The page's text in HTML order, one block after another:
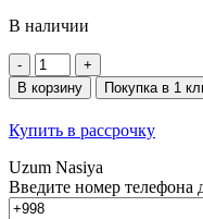
В наличии
Количество
товара
Dreame
Combo
Wet
Dry
Vacuum
В корзину Покупка в 1
Купить в рассрочку
Uzum Nasiya
Введите номер телефона